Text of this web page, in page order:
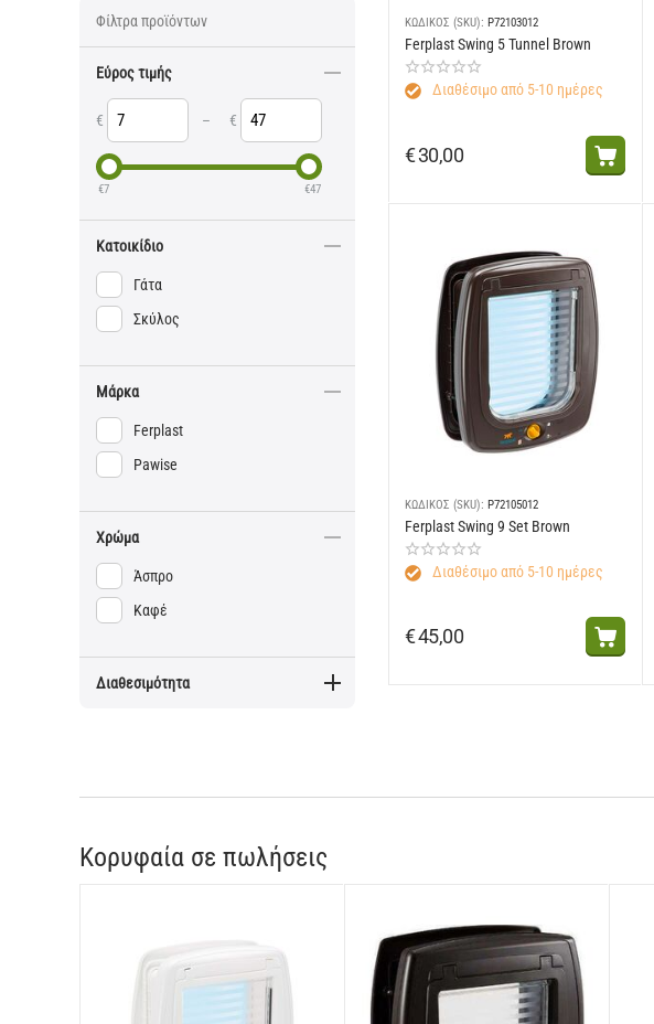
ΚΩΔΙΚΟΣ (SKU): P72103012
Ferplast Swing 5 Tunnel Brown
Διαθέσιμο από 5-10 ημέρες
€30,00
ΚΩΔΙΚΟΣ (SKU): P72105012
Ferplast Swing 9 Set Brown
Διαθέσιμο από 5-10 ημέρες
€45,00
Φίλτρα προϊόντων
Εύρος τιμής
€ – €
€7 €47
Κατοικίδιο
Γάτα
Σκύλος
Μάρκα
Ferplast
Pawise
Χρώμα
Άσπρο
Καφέ
Διαθεσιμότητα
Κορυφαία σε πωλήσεις